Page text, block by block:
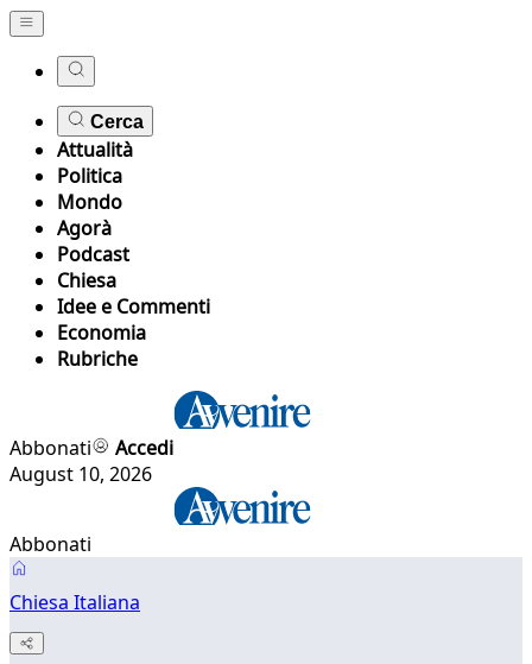
Cerca
Attualità
Politica
Mondo
Agorà
Podcast
Chiesa
Idee e Commenti
Economia
Rubriche
Abbonati
Accedi
August 10, 2026
Abbonati
Chiesa Italiana